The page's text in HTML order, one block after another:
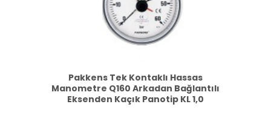
Pakkens Tek Kontaklı Hassas
Manometre Q160 Arkadan Bağlantılı
Eksenden Kaçık Panotip KL 1,0